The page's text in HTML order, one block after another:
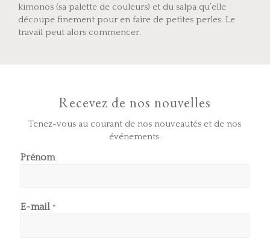
kimonos (sa palette de couleurs) et du salpa qu’elle
découpe finement pour en faire de petites perles. Le
travail peut alors commencer.
Recevez de nos nouvelles
Tenez-vous au courant de nos nouveautés et de nos
événements.
Prénom
E-mail *